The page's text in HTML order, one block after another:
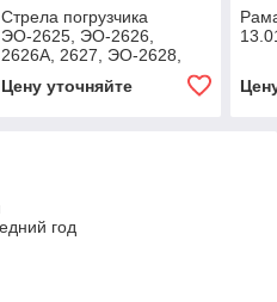
Стрела погрузчика
ЭО-2625, ЭО-2626,
2626А, 2627, ЭО-2628,
80х56х630х1010 40,0 7
Цену уточняйте
год